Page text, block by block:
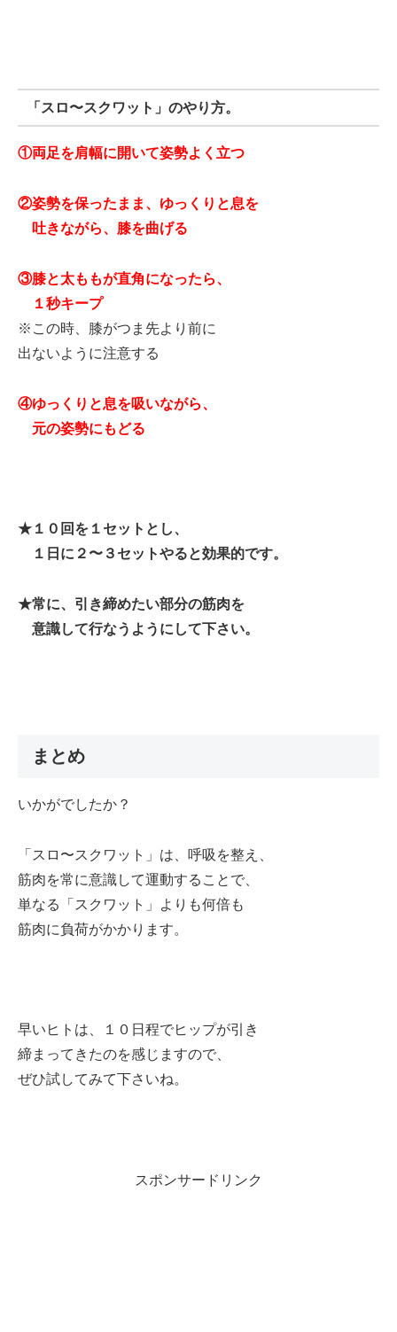
「スロ〜スクワット」のやり方。
①両足を肩幅に開いて姿勢よく立つ
②姿勢を保ったまま、ゆっくりと息を
吐きながら、膝を曲げる
③膝と太ももが直角になったら、
１秒キープ
※この時、膝がつま先より前に
出ないように注意する
④ゆっくりと息を吸いながら、
元の姿勢にもどる
★１０回を１セットとし、
１日に２〜３セットやると効果的です。
★常に、引き締めたい部分の筋肉を
意識して行なうようにして下さい。
まとめ
いかがでしたか？
「スロ〜スクワット」は、呼吸を整え、
筋肉を常に意識して運動することで、
単なる「スクワット」よりも何倍も
筋肉に負荷がかかります。
早いヒトは、１０日程でヒップが引き
締まってきたのを感じますので、
ぜひ試してみて下さいね。
スポンサードリンク